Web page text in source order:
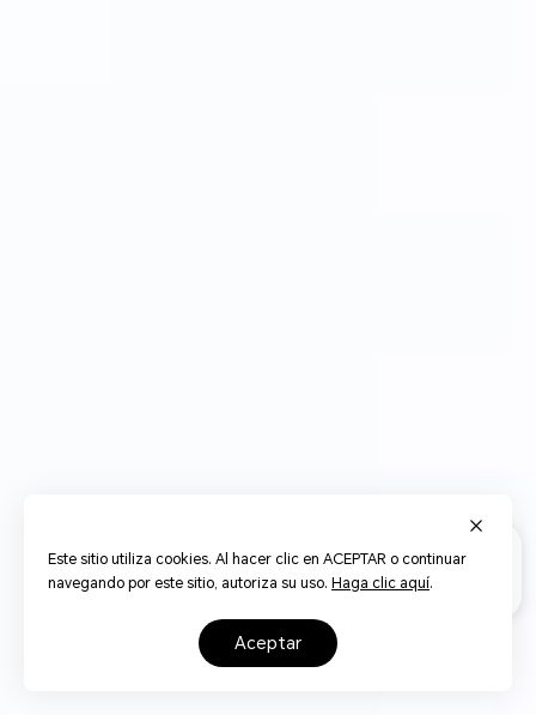
Este sitio utiliza cookies. Al hacer clic en ACEPTAR o continuar
navegando por este sitio, autoriza su uso. Haga clic aquí.
aceptar